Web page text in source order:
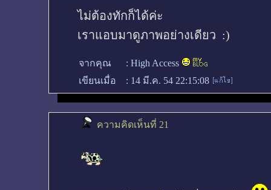
ไม่ต้องทักก็ได้ค่ะ
เราแอบมาดูภาพอย่างเดียว :)
จากคุณ : High Access
เขียนเมื่อ
: 14 มี.ค. 54 22:15:08
ความคิดเห็นที่ 21